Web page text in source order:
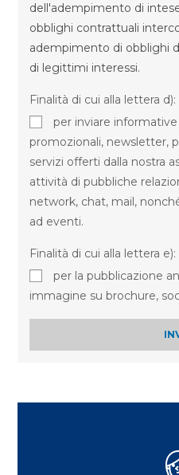
dell'adempimento di
obblighi contrattuali
adempimento di obblighi
di legittimi interessi.
Finalità di cui alla lettera d):
per inviare
promozionali, newsletter,
servizi offerti dalla nostra
attività di pubbliche
network, chat, mail,
ad eventi.
Finalità di cui alla lettera e):
per la pubblicazione
immagine su brochure,